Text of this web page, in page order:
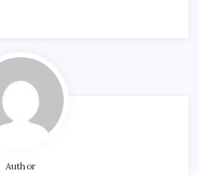
Author